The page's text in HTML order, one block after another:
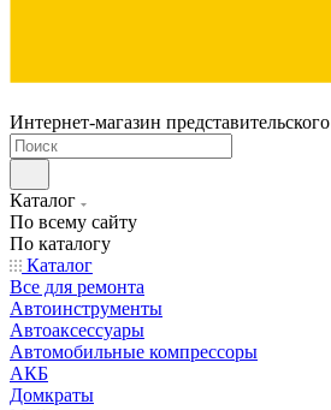
Интернет-магазин представительского
Каталог
По всему сайту
По каталогу
Каталог
Все для ремонта
Автоинструменты
Автоаксессуары
Автомобильные компрессоры
АКБ
Домкраты